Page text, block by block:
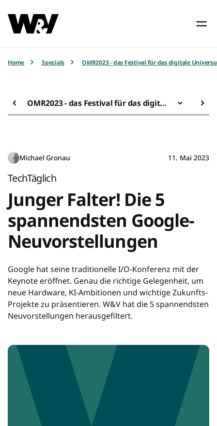
Home Specials OMR2023 - das Festival für das digitale
OMR2023 - das Festival für das digitale Universum
Michael Gronau 11. Mai 2023
TechTäglich
Junger Falter! Die 5
spannendsten Google-
Neuvorstellungen
Google hat seine traditionelle I/O-Konferenz mit der
Keynote eröffnet. Genau die richtige Gelegenheit, um
neue Hardware, KI-Ambitionen und wichtige Zukunfts-
Projekte zu präsentieren. W&V hat die 5 spannendsten
Neuvorstellungen herausgefiltert.